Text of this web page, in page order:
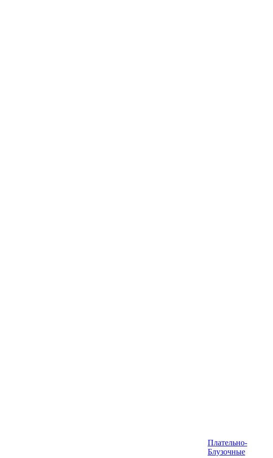
Плательно-
Блузочные